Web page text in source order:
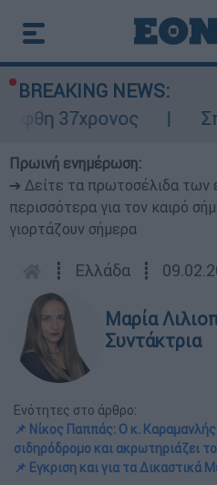
BREAKING NEWS:
Πρωινή ενημέρωση:
➔ Δείτε τα πρωτοσέλιδα των
περισσότερα για τον καιρό
γιορτάζουν σήμερα
┋ Ελλάδα ┋
Μαρία
Συντάκτρια
Ενότητες στο άρθρο:
📌 Νίκος Παππάς: Ο κ. Καραμανλής
σιδηρόδρομο και ακρωτηριάζει
📌 Εγκριση και για τα Δικαστικά